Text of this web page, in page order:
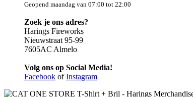
Geopend maandag van 07:00 tot 22:00
Zoek je ons adres?
Harings Fireworks
Nieuwstraat 95-99
7605AC Almelo
Volg ons op Social Media!
Facebook ofInstagram